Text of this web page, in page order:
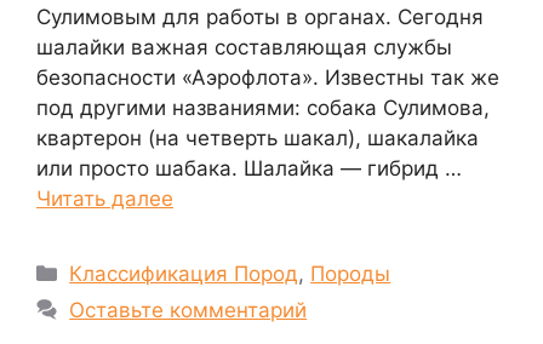
Сулимовым для работы в органах. Сегодня
шалайки важная составляющая службы
безопасности «Аэрофлота». Известны так же
под другими названиями: собака Сулимова,
квартерон (на четверть шакал), шакалайка
или просто шабака. Шалайка — гибрид …
Читать далее
Рубрики
Классификация Пород, Породы
Оставьте комментарий